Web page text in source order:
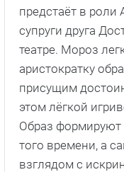
предстаёт в
супруги друга
театре. Мороз
аристократку
присущим
этом лёгкой
Образ формируют
того времени, а
взглядом с